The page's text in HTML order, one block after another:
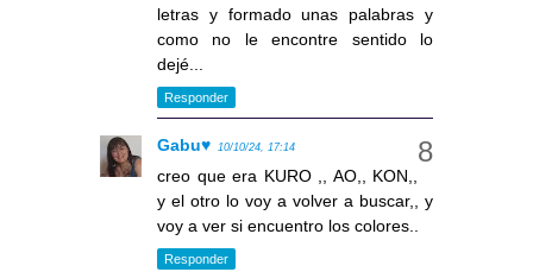
letras y formado unas palabras y
como no le encontre sentido lo
dejé...
Responder
Gabu♥ 10/10/24, 17:14
creo que era KURO ,, AO,, KON,,
y el otro lo voy a volver a buscar,, y
voy a ver si encuentro los colores..
Responder